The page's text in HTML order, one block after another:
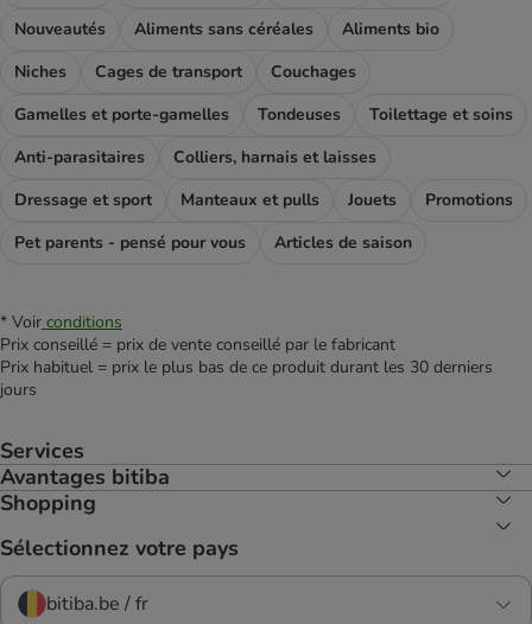
Nouveautés
Aliments sans céréales
Aliments bio
Niches
Cages de transport
Couchages
Gamelles et porte-gamelles
Tondeuses
Toilettage et soins
Anti-parasitaires
Colliers, harnais et laisses
Dressage et sport
Manteaux et pulls Jouets
Promotions
Pet parents - pensé pour vous
Articles de saison
* Voir conditions
Prix conseillé = prix de vente conseillé par le fabricant
Prix habituel = prix le plus bas de ce produit durant les 30 derniers
jours
Services
Avantages bitiba
Shopping
Sélectionnez votre pays
bitiba.be / fr